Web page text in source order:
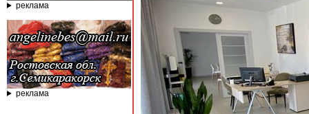
реклама
реклама